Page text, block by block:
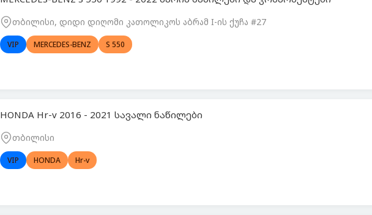
თბილისი, დიდი დიღომი კათოლიკოს აბრამ I-ის ქუჩა #27
VIP MERCEDES-BENZ S 550
HONDA Hr-v 2016 - 2021 სავალი ნაწილები
თბილისი
VIP HONDA Hr-v